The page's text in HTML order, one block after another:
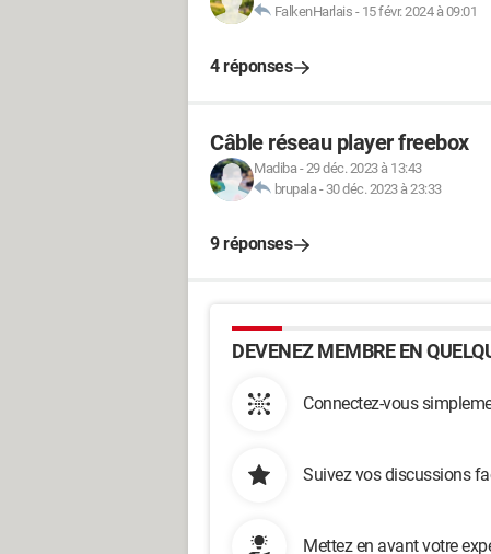
FalkenHarlais - 15 févr. 2024 à 09:01
4 réponses
Câble réseau player freebox
Madiba-29 déc. 2023 à 13:43
brupala- 30 déc. 2023 à 23:33
9 réponses
DEVENEZ MEMBRE EN
Connectez-vous
Suivez vos discussions
Mettez en avant votre